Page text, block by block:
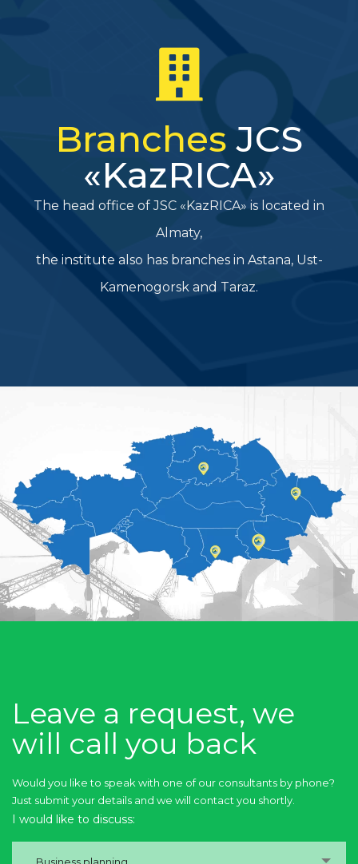
Branches JCS
«KazRICA»
The head office of JSC «KazRICA» is located in
Almaty,
the institute also has branches in Astana, Ust-
Kamenogorsk and Taraz.
Leave a request, we
will call you back
Would you like to speak with one of our consultants by phone?
Just submit your details and we will contact you shortly.
I would like to discuss: